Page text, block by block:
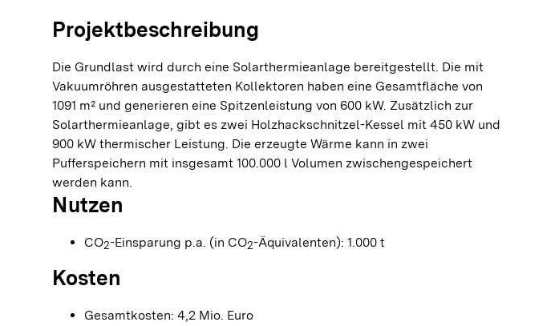
Projektbeschreibung
Die Grundlast wird durch eine Solarthermieanlage bereitgestellt. Die mit
Vakuumröhren ausgestatteten Kollektoren haben eine Gesamtfläche von
1091 m² und generieren eine Spitzenleistung von 600 kW. Zusätzlich zur
Solarthermieanlage, gibt es zwei Holzhackschnitzel-Kessel mit 450 kW und
900 kW thermischer Leistung. Die erzeugte Wärme kann in zwei
Pufferspeichern mit insgesamt 100.000 l Volumen zwischengespeichert
werden kann.
Nutzen
CO2-Einsparung p.a. (in CO2-Äquivalenten): 1.000 t
Kosten
Gesamtkosten: 4,2 Mio. Euro